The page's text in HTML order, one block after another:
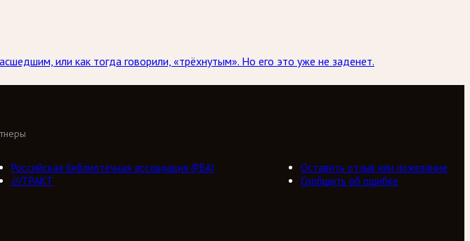
или как тогда говорили, «трёхнутым». Но его это уже не заденет.
Российская библиотечная ассоциация (РБА)
///ТРАКТ
Оставить отзыв или пожелание
Сообщить об ошибке